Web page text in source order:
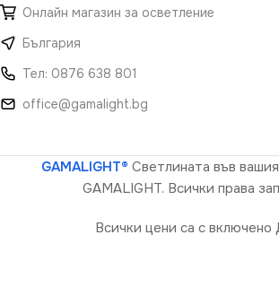
Онлайн магазин за осветление
България
Тел: 0876 638 801
office@gamalight.bg
GAMALIGHT® Светлината във
GAMALIGHT. Всички права
Всички цени са с